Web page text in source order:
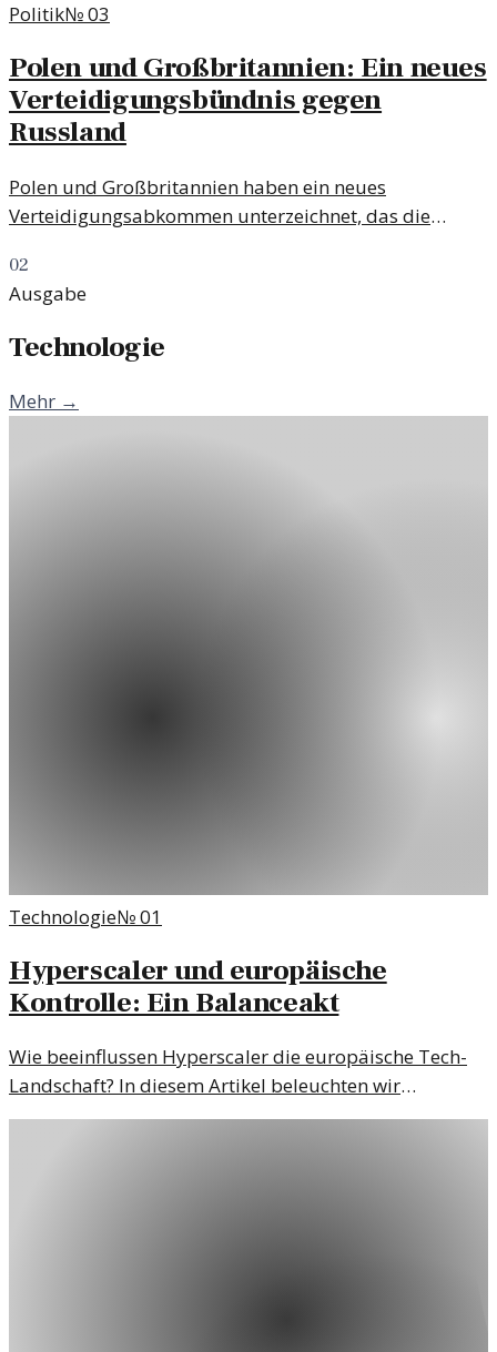
Politik№03
Polen und Großbritannien: Ein neues
Verteidigungsbündnis gegen
Russland
Polen und Großbritannien haben ein neues
Verteidigungsabkommen unterzeichnet, das die
breiteren Anti-Russland-Strategie, die geopolitische
Spannungen neu definiert.
02
Ausgabe
Technologie
Mehr →
Technologie№01
Hyperscaler und europäische
Kontrolle: Ein Balanceakt
Wie beeinflussen Hyperscaler die europäische Tech-
Landschaft? In diesem Artikel beleuchten wir
Missverständnisse und die Bedeutung von Kontrolle in